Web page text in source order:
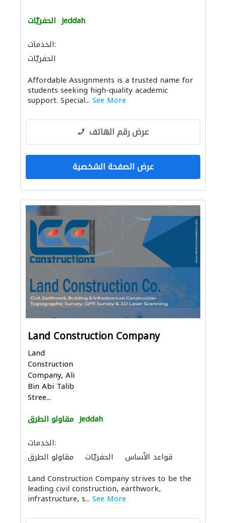
الحفريّات Jeddah
الخدمات:
الحفريّات
Affordable Assignments is a trusted name for
students seeking high-quality academic
support. Special... See More
عرض رقم الهاتف
عرض الصفحة الشخصية
Land Construction Company
Land
Construction
Company, Ali
Bin Abi Talib
Stree...
مقاولو الطرق Jeddah
الخدمات:
مقاولو الطرق
الحفريّات قواعد الأساس
مقاولو كهرباء كبار المقاوليين
Land Construction Company strives to be the
leading civil construction, earthwork,
infrastructure, s... See More